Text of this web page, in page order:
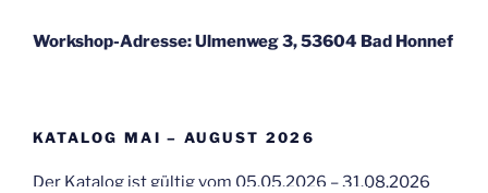
Workshop-Adresse: Ulmenweg 3, 53604 Bad Honnef
KATALOG MAI – AUGUST 2026
Der Katalog ist gültig vom 05.05.2026 – 31.08.2026